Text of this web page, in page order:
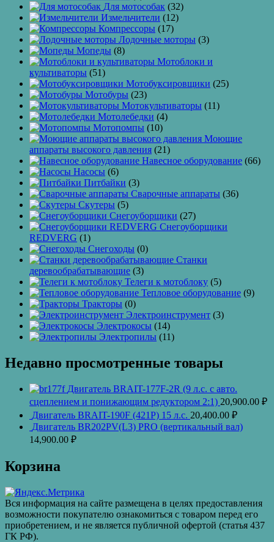
Для мотособак (32)
Измельчители (12)
Компрессоры (17)
Лодочные моторы (3)
Мопеды (8)
Мотоблоки и
культиваторы (51)
Мотобуксировщики (25)
Мотобуры (23)
Мотокультиваторы (11)
Мотолебедки (4)
Мотопомпы (10)
Моющие
аппараты высокого давления (21)
Навесное оборудование (66)
Насосы (6)
Питбайки (3)
Сварочные аппараты (36)
Скутеры (5)
Снегоуборщики (27)
Снегоуборщики
REDVERG (1)
Снегоходы (0)
Станки
деревообрабатывающие (3)
Телеги к мотоблоку (5)
Тепловое оборудование (9)
Тракторы (0)
Электроинструмент (3)
Электрокосы (14)
Электропилы (11)
Недавно просмотренные товары
Двигатель BRAIT-177F-2R (9 л.с. с авто.
сцеплением и понижающим редуктором 2:1) 20,900.00 ₽
Двигатель BRAIT-190F (421Р) 15 л.с. 20,400.00 ₽
Двигатель BR202PV(L3) PRO (вертикальный вал)
14,900.00 ₽
Корзина
Вся информация на сайте размещена в целях предоставления
возможности покупателю ознакомиться с товаром перед его
приобретением, и не является публичной офертой (статья 437
ГК РФ).